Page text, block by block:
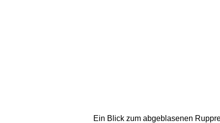
Ein Blick zum abgeblasenen